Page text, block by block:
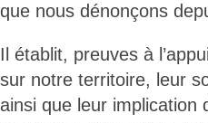
que nous dénonçons
Il établit, preuves à
sur notre territoire, leur
ainsi que leur implication